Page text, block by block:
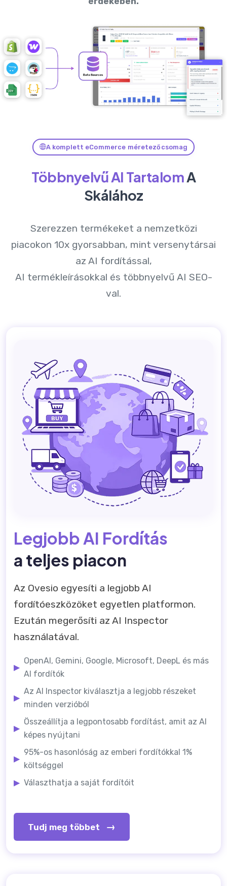
A komplett eCommerce méretezőcsomag
Többnyelvű AI TartalomA
Skálához
Szerezzen termékeket a nemzetközi
piacokon 10x gyorsabban, mint versenytársai
az AI fordítással,
AI termékleírásokkal és többnyelvű AI SEO-
val.
Legjobb AI Fordítás
a teljes piacon
Az Ovesio egyesíti a legjobb AI
fordítóeszközöket egyetlen platformon.
Ezután megerősíti az AI Inspector
használatával.
▶
OpenAI, Gemini, Google, Microsoft, DeepL és más
AI fordítók
▶
Az AI Inspector kiválasztja a legjobb részeket
minden verzióból
▶
Összeállítja a legpontosabb fordítást, amit az AI
képes nyújtani
▶
95%-os hasonlóság az emberi fordítókkal 1%
költséggel
▶ Választhatja a saját fordítóit
Tudj meg többet →